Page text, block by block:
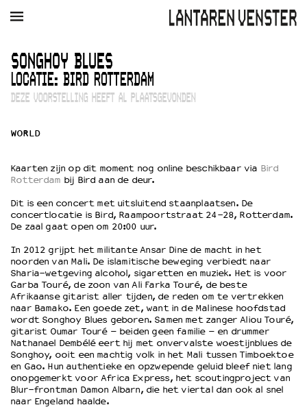
AGENDA FILM MUZIEK
Winkelmandje
Zoek
Openingstijden & contact
Kaartverkoop
EDUCATIE
Filmprogramma’s Primair Onderwijs
Filmprogramma’s VO/MBO
Speciale educatieprogramma’s
OVER LANTARENVENSTER
Wat we doen
Werken bij
Wie is wie
Word vriend
SONGHOY BLUES
LOCATIE: BIRD ROTTERDAM
DEZE VOORSTELLING HEEFT AL PLAATSGEVONDEN
WORLD
Kaarten zijn op dit moment nog online beschikbaar via Bird
Rotterdam bij Bird aan de deur.
Dit is een concert met uitsluitend staanplaatsen. De
concertlocatie is Bird, Raampoortstraat 24-28, Rotterdam.
De zaal gaat open om 20:00 uur.
In 2012 grijpt het militante Ansar Dine de macht in het
noorden van Mali. De islamitische beweging verbiedt naar
Sharia-wetgeving alcohol, sigaretten en muziek. Het is voor
Garba Touré, de zoon van Ali Farka Touré, de beste
Afrikaanse gitarist aller tijden, de reden om te vertrekken
naar Bamako. Een goede zet, want in de Malinese hoofdstad
wordt Songhoy Blues geboren. Samen met zanger Aliou Touré,
gitarist Oumar Touré – beiden geen familie – en drummer
Nathanael Dembélé eert hij met onvervalste woestijnblues de
Songhoy, ooit een machtig volk in het Mali tussen Timboektoe
en Gao. Hun authentieke en opzwepende geluid bleef niet lang
onopgemerkt voor Africa Express, het scoutingproject van
Blur-frontman Damon Albarn, die het viertal dan ook al snel
naar Engeland haalde.